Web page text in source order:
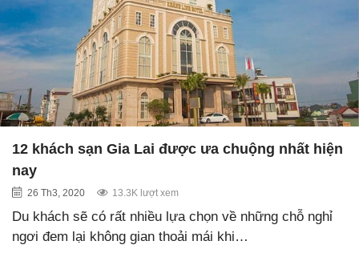
12 khách sạn Gia Lai được ưa chuộng nhất hiện
nay
26 Th3, 2020 13.3K lượt xem
Du khách sẽ có rất nhiều lựa chọn về những chỗ nghỉ
ngơi đem lại không gian thoải mái khi…